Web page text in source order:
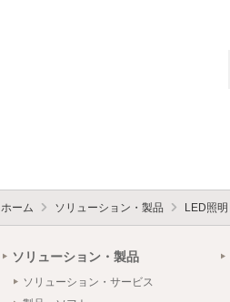
ホーム ソリューション・製品 LED照明
ソリューション・製品
ソリューション・サービス